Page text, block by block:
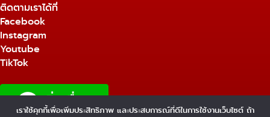
ติดตามเราได้ที่
Facebook
Instagram
Youtube
TikTok
เราใช้คุกกี้เพื่อเพิ่มประสิทธิภาพ และประสบการณ์ที่ดีในการใช้งานเว็บไซต์ ถ้า
1